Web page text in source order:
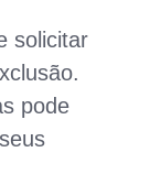
solicitar
pode